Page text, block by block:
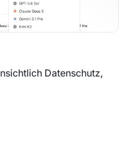
Datenschutz,